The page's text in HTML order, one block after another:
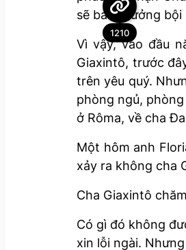
sẽ ban thưởng bội
Vì vậy, vào đầu
Giaxintô, trước
trên yêu quý.
phòng ngủ,
ở Rôma, về cha
Một hôm anh
xảy ra không cha
Cha Giaxintô
Có gì đó không
xin lỗi ngài.
1210